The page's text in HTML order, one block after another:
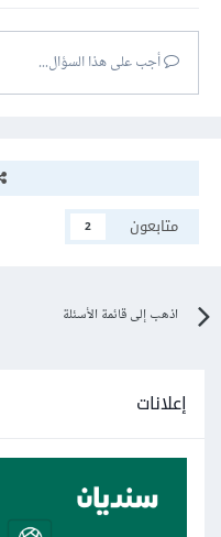
أجب على هذا السؤال...
متابعون
2
اذهب إلى قائمة الأسئلة
إعلانات